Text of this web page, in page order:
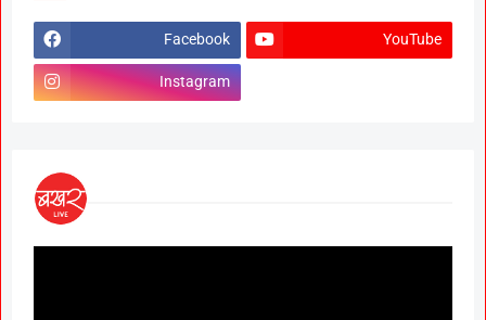
Facebook YouTube
Instagram